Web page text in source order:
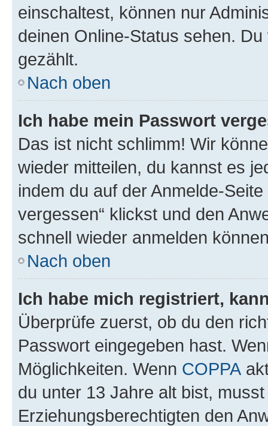
einschaltest, können nur
deinen Online-Status sehen.
gezählt.
Nach oben
Ich habe mein Passwort
Das ist nicht schlimm! Wir
wieder mitteilen, du kannst es
indem du auf der Anmelde-
vergessen“ klickst und den
schnell wieder anmelden
Nach oben
Ich habe mich registriert,
Überprüfe zuerst, ob du den
Passwort eingegeben hast.
Möglichkeiten. Wenn COPPA
du unter 13 Jahre alt bist,
Erziehungsberechtigten den